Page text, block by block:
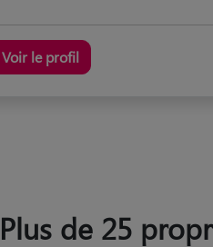
Voir le profil
Plus de 25